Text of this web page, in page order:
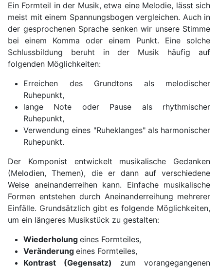
Ein Formteil in der Musik, etwa eine Melodie, lässt sich
meist mit einem Spannungsbo­gen vergleichen. Auch in
der gesprochenen Sprache senken wir unsere Stimme
bei ei­nem Komma oder einem Punkt. Eine solche
Schlussbildung beruht in der Musik häufig auf
folgenden Möglichkeiten:
Erreichen des Grundtons als melodischer
Ruhepunkt,
lange Note oder Pause als rhythmischer
Ruhepunkt,
Verwendung eines "Ruheklanges" als harmonischer
Ruhepunkt.
Der Komponist entwickelt musikalische Gedanken
(Melodien, Themen), die er dann auf verschiedene
Weise aneinanderreihen kann. Einfache musikalische
Formen entstehen durch Aneinanderreihung mehrerer
Einfälle. Grundsätzlich gibt es folgende Möglichkeiten,
um ein längeres Musikstück zu gestalten:
Wiederholung eines Formteiles,
Veränderung eines Formteiles,
Kontrast (Gegensatz) zum vorangegangenen